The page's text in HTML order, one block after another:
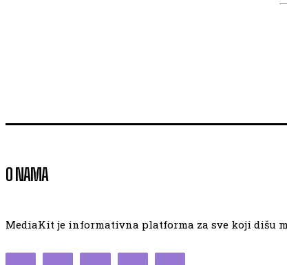
O NAMA
MediaKit je informativna platforma za sve koji dišu